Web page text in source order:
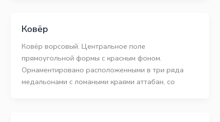
Ковёр
Ковёр ворсовый. Центральное поле
прямоугольной формы с красным фоном.
Орнаментировано расположенными в три ряда
медальонами с ломаными краями аттабан, со